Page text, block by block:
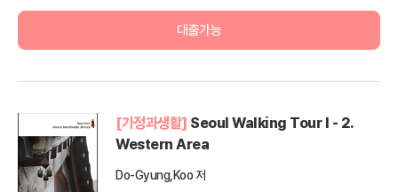
대출가능
[가정과생활] Seoul Walking Tour I - 2.
Western Area
Do-Gyung,Koo 저